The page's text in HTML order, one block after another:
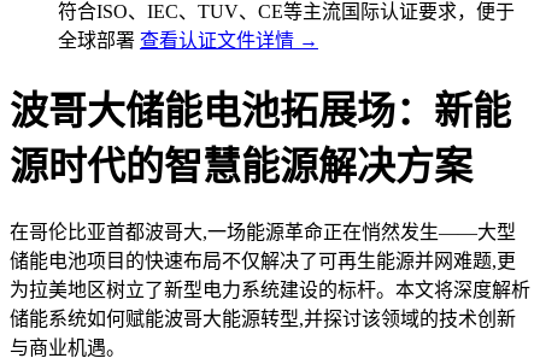
符合ISO、IEC、TUV、CE等主流国际认证要求，便于
全球部署 查看认证文件详情 →
波哥大储能电池拓展场：新能
源时代的智慧能源解决方案
在哥伦比亚首都波哥大,一场能源革命正在悄然发生——大型
储能电池项目的快速布局不仅解决了可再生能源并网难题,更
为拉美地区树立了新型电力系统建设的标杆。本文将深度解析
储能系统如何赋能波哥大能源转型,并探讨该领域的技术创新
与商业机遇。